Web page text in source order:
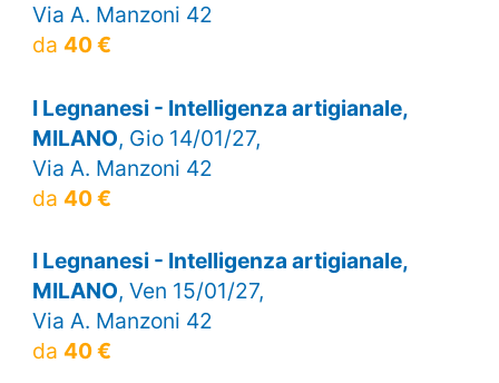
Via A. Manzoni 42
da 40 €
I Legnanesi - Intelligenza artigianale,
MILANO, Gio 14/01/27,
Via A. Manzoni 42
da 40 €
I Legnanesi - Intelligenza artigianale,
MILANO, Ven 15/01/27,
Via A. Manzoni 42
da 40 €